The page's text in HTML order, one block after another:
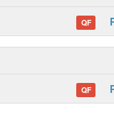
QF
QF